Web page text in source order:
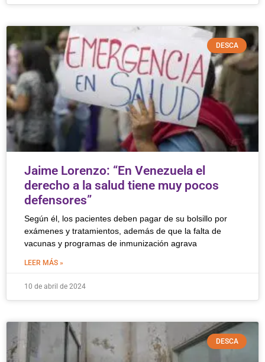
DESCA
Jaime Lorenzo: “En Venezuela el
derecho a la salud tiene muy pocos
defensores”
Según él, los pacientes deben pagar de su bolsillo por
exámenes y tratamientos, además de que la falta de
vacunas y programas de inmunización agrava
LEER MÁS »
10 de abril de 2024
DESCA